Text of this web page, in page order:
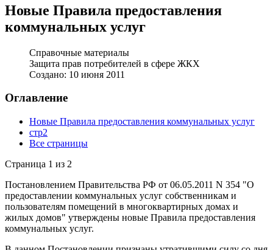
Новые Правила предоставления
коммунальных услуг
Справочные материалы
Защита прав потребителей в сфере ЖКХ
Создано: 10 июня 2011
Оглавление
Новые Правила предоставления коммунальных услуг
стр2
Все страницы
Страница 1 из 2
Постановлением Правительства РФ от 06.05.2011 N 354 "О
предоставлении коммунальных услуг собственникам и
пользователям помещений в многоквартирных домах и
жилых домов" утверждены новые Правила предоставления
коммунальных услуг.